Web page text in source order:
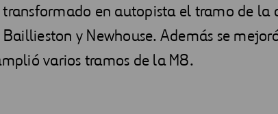
transformado en autopista el tramo de la
y Newhouse. Además se
varios tramos de la M8.